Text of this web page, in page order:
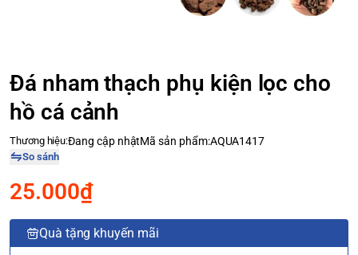
Đá nham thạch phụ kiện lọc cho
hồ cá cảnh
Thương hiệu:Đang cập nhậtMã sản phẩm:AQUA1417
So sánh
25.000₫
Quà tặng khuyến mãi